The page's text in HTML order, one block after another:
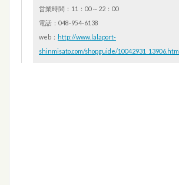
営業時間：11：00～22：00
電話：048-954-6138
web： http://www.lalaport-
shinmisato.com/shopguide/10042931_13906.html